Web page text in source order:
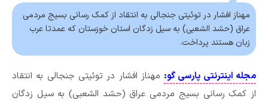
مهناز افشار در توئیتی جنجالی به انتقاد از کمک رسانی بسیج مردمی
عراق (حشد الشعبی) به سیل زدگان استان خوزستان که عمدتا عرب
زبان هستند پرداخت.
مجله اینترنتی پارسی گو: مهناز افشار در توئیتی جنجالی به انتقاد
از کمک رسانی بسیج مردمی عراق (حشد الشعبی) به سیل زدگان